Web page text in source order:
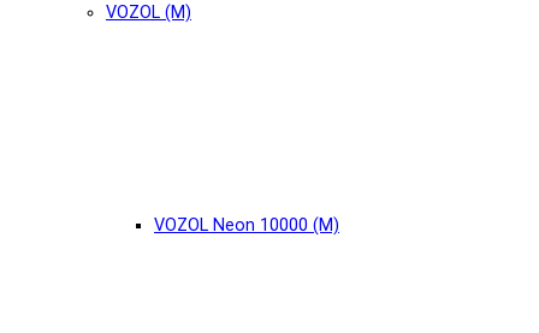
VOZOL (М)
VOZOL Neon 10000 (М)